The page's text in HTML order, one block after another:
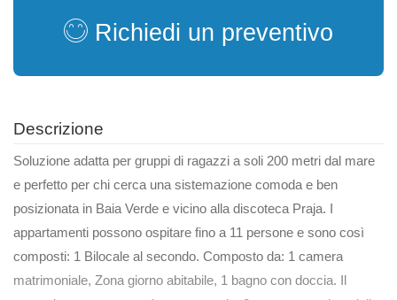
Richiedi un preventivo
Descrizione
Soluzione adatta per gruppi di ragazzi a soli 200 metri dal mare
e perfetto per chi cerca una sistemazione comoda e ben
posizionata in Baia Verde e vicino alla discoteca Praja. I
appartamenti possono ospitare fino a 11 persone e sono così
composti: 1 Bilocale al secondo. Composto da: 1 camera
matrimoniale, Zona giorno abitabile, 1 bagno con doccia. Il